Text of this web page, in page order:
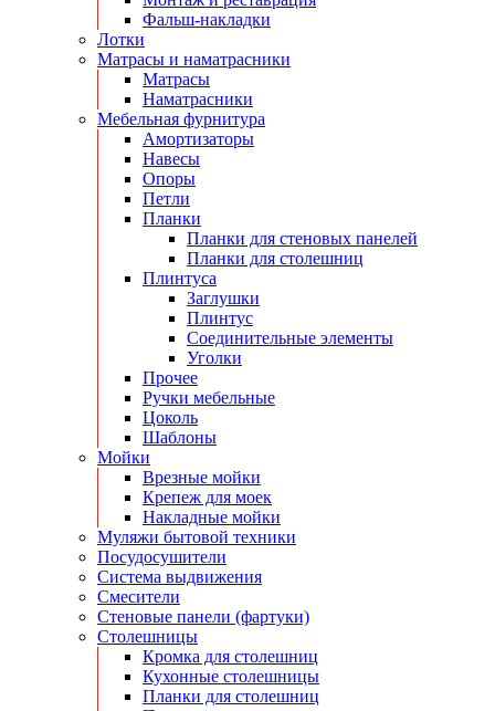
Фальш-накладки
Лотки
Матрасы и наматрасники
Матрасы
Наматрасники
Мебельная фурнитура
Амортизаторы
Навесы
Опоры
Петли
Планки
Планки для стеновых панелей
Планки для столешниц
Плинтуса
Заглушки
Плинтус
Соединительные элементы
Уголки
Прочее
Ручки мебельные
Цоколь
Шаблоны
Мойки
Врезные мойки
Крепеж для моек
Накладные мойки
Муляжи бытовой техники
Посудосушители
Система выдвижения
Смесители
Стеновые панели (фартуки)
Столешницы
Кромка для столешниц
Кухонные столешницы
Планки для столешниц